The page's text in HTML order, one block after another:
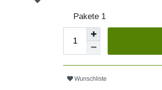
Pakete 1
Wunschliste